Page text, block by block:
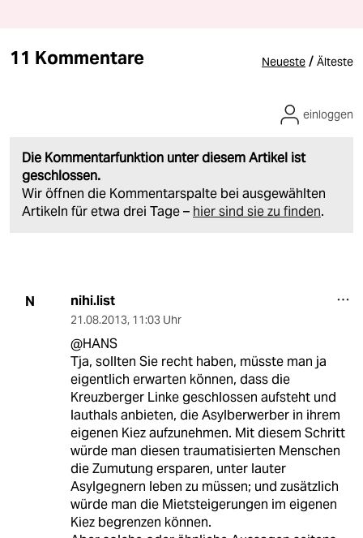
11 Kommentare Neueste / Älteste
Die Kommentarfunktion unter diesem Artikel ist
geschlossen.
Wir öffnen die Kommentarspalte bei ausgewählten
Artikeln für etwa drei Tage – hier sind sie zu finden.
einloggen
N nihi.list
21.08.2013, 11:03 Uhr
@HANS
Tja, sollten Sie recht haben, müsste man ja
eigentlich erwarten können, dass die
Kreuzberger Linke geschlossen aufsteht und
lauthals anbieten, die Asylberwerber in ihrem
eigenen Kiez aufzunehmen. Mit diesem Schritt
würde man diesen traumatisierten Menschen
die Zumutung ersparen, unter lauter
Asylgegnern leben zu müssen; und zusätzlich
würde man die Mietsteigerungen im eigenen
Kiez begrenzen können.